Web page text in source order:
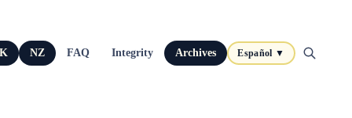
NZ FAQ Integrity Archives Español ▼